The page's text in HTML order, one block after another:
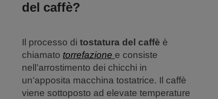
del caffè?
Il processo di tostatura del caffè è
chiamato torrefazione e consiste
nell’arrostimento dei chicchi in
un’apposita macchina tostatrice. Il caffè
viene sottoposto ad elevate temperature